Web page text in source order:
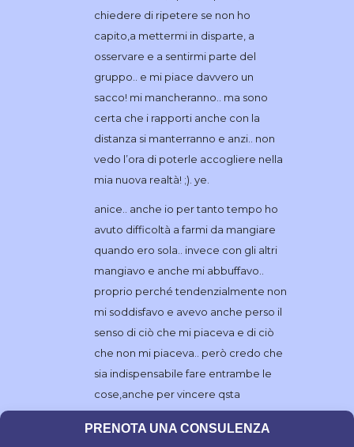
chiedere di ripetere se non ho
capito,a mettermi in disparte, a
osservare e a sentirmi parte del
gruppo.. e mi piace davvero un
sacco! mi mancheranno.. ma sono
certa che i rapporti anche con la
distanza si manterranno e anzi.. non
vedo l’ora di poterle accogliere nella
mia nuova realtà! ;). ye.
anice.. anche io per tanto tempo ho
avuto difficoltà a farmi da mangiare
quando ero sola.. invece con gli altri
mangiavo e anche mi abbuffavo..
proprio perché tendenzialmente non
mi soddisfavo e avevo anche perso il
senso di ciò che mi piaceva e di ciò
che non mi piaceva.. però credo che
sia indispensabile fare entrambe le
cose,anche per vincere qsta
benedetta paura dell’abbuffata..
quante ne ho “dovute” fare o cmq
PRENOTA UNA CONSULENZA